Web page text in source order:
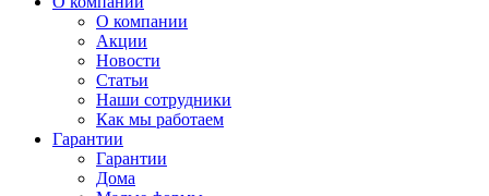
О компании
Акции
Новости
Статьи
Наши сотрудники
Как мы работаем
Гарантии
Гарантии
Дома